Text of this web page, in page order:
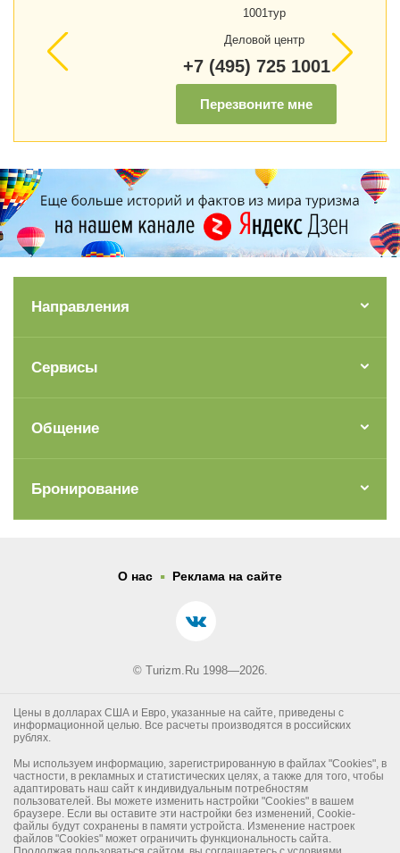
1001тур
Деловой центр
+7 (495) 725 1001
Перезвоните мне
Направления
Сервисы
Общение
Бронирование
О нас . Реклама на сайте
© Turizm.Ru 1998—2026.
Цены в долларах США и Евро, указанные на сайте, приведены с
информационной целью. Все расчеты производятся в российских
рублях.
Мы используем информацию, зарегистрированную в файлах "Cookies", в
частности, в рекламных и статистических целях, а также для того, чтобы
адаптировать наш сайт к индивидуальным потребностям
пользователей. Вы можете изменить настройки "Cookies" в вашем
браузере. Если вы оставите эти настройки без изменений, Cookie-
файлы будут сохранены в памяти устройста. Изменение настроек
файлов "Cookies" может ограничить функциональность сайта.